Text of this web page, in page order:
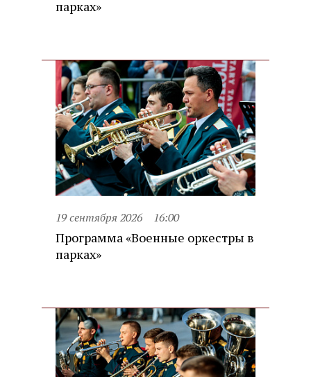
парках»
19 сентября 2026 16:00
Программа «Военные оркестры в
парках»